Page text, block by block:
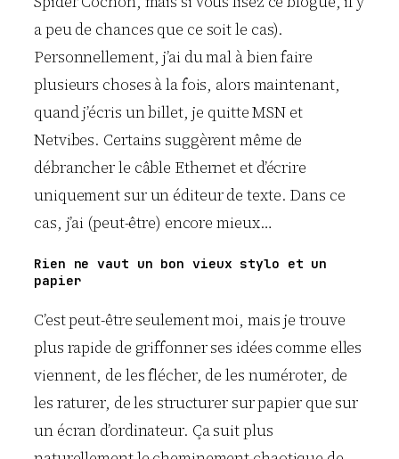
a peu de chances que ce soit le cas).
Personnellement, j’ai du mal à bien faire
plusieurs choses à la fois, alors maintenant,
quand j’écris un billet, je quitte MSN et
Netvibes. Certains suggèrent même de
débrancher le câble Ethernet et d’écrire
uniquement sur un éditeur de texte. Dans ce
cas, j’ai (peut-être) encore mieux…
Rien ne vaut un bon vieux stylo et un
papier
C’est peut-être seulement moi, mais je trouve
plus rapide de griffonner ses idées comme elles
viennent, de les flécher, de les numéroter, de
les raturer, de les structurer sur papier que sur
un écran d’ordinateur. Ça suit plus